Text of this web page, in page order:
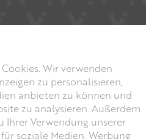
Wir verwenden
zu personalisieren,
anbieten zu können und
zu analysieren. Außerdem
Ihrer Verwendung unserer
soziale Medien, Werbung